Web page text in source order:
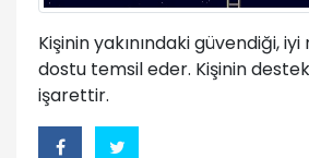
Kişinin yakınındaki güvendiği,
dostu temsil eder. Kişinin
işarettir.